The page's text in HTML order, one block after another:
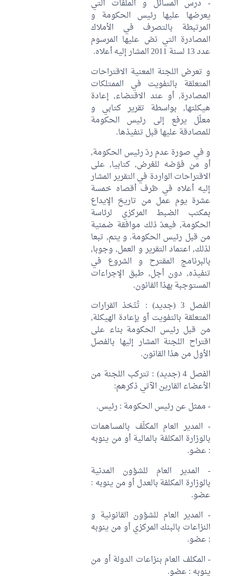
- درس المسائل و الملفات التي
يعرضها عليها رئيس الحكومة و
المرتبطة بالتصرف في الأملاك
المصادرة التي نصّ عليها المرسوم
عدد 13 لسنة 2011 المشار إليه أعلاه.
و تعرض اللجنة المعنية الاقتراحات
المتعلقة بالتفويت في الممتلكات
المصادرة, أو عند الاقتضاء, إعادة
هيكلتها, بواسطة تقرير كتابي و
معلّل يرفع إلى رئيس الحكومة
للمصادقة عليها قبل تنفيذها.
و في صورة عدم ردّ رئيس الحكومة,
أو من فوّضه للغرض, كتابيا, على
الاقتراحات الواردة في التقرير المشار
إليه أعلاه في ظرف أقصاه خمسة
عشرة يوم عمل من تاريخ الإيداع
بمكتب الضبط المركزي لرئاسة
الحكومة, فيعدّ ذلك موافقة ضمنية
من قبل رئيس الحكومة. و يتم, تبعا
لذلك, اعتماد التقرير و العمل, وجوبا,
بالبرنامج المقترح و الشروع في
تنفيذه, دون أجل, طبق الإجراءات
المستوجبة بهذا القانون.
الفصل 3 (جديد) : تُتّخذ القرارات
المتعلقة بالتفويت أو بإعادة الهيكلة,
من قبل رئيس الحكومة بناء على
اقتراح اللجنة المشار إليها بالفصل
الأول من هذا القانون.
الفصل 4 (جديد) : تتركب اللجنة من
الأعضاء القارين الآتي ذكرهم:
- ممثل عن رئيس الحكومة : رئيس.
- المدير العام المكلّف بالمساهمات
بالوزارة المكلفة بالمالية أو من ينوبه
: عضو.
- المدير العام للشؤون المدنية
بالوزارة المكلفة بالعدل أو من ينوبه :
عضو.
- المدير العام للشؤون القانونية و
النزاعات بالبنك المركزي أو من ينوبه
: عضو.
- المكلف العام بنزاعات الدولة أو من
ينوبه : عضو.